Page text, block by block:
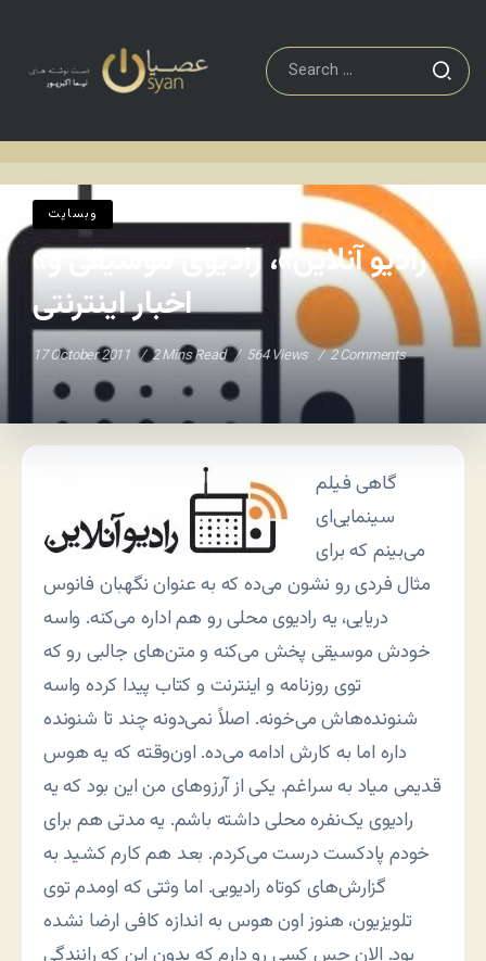
وبسایت
«رادیو آنلاین»، رادیوی موسیقی و
اخبار اینترنتی
17 October 2011 2 Mins Read 564 Views 2 Comments
گاهی فیلم
سینمایی‌ای
می‌بینم که برای
مثال فردی رو نشون می‌ده که به عنوان نگهبان فانوس
دریایی، یه رادیوی محلی رو هم اداره می‌کنه. واسه
خودش موسیقی پخش می‌کنه و متن‌های جالبی رو که
توی روزنامه و اینترنت و کتاب پیدا کرده واسه
شنونده‌هاش می‌خونه. اصلاً نمی‌دونه چند تا شنونده
داره اما به کارش ادامه می‌ده. اون‌وقته که یه هوس
قدیمی میاد به سراغم. یکی از آرزوهای من این بود که یه
رادیوی یک‌نفره محلی داشته باشم. یه مدتی هم برای
خودم پادکست درست می‌کردم. بعد هم کارم کشید به
گزارش‌های کوتاه رادیویی. اما وثتی که اومدم توی
تلویزیون، هنوز اون هوس به اندازه کافی ارضا نشده